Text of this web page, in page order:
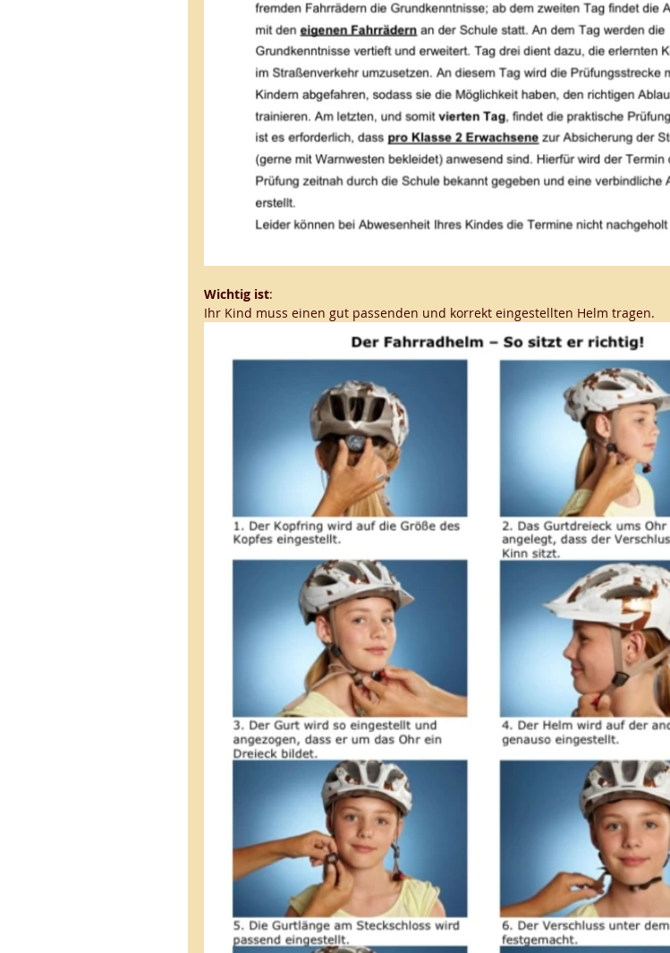
Wichtig ist:
Ihr Kind muss einen gut passenden und korrekt eingestellten Helm tragen.